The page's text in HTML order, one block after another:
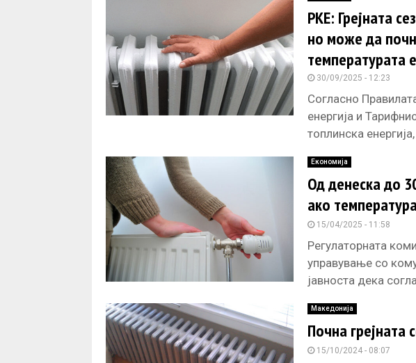
РКЕ: Грејната
но може да
температурата
степени
30/09/2025 - 12:23
Согласно
енергија и
топлинска
Економија
Од денеска до
ако
15/04/2025 - 11:58
Регулаторната
управување со
јавноста дека
Македонија
Почна грејната
15/10/2024 - 08:07